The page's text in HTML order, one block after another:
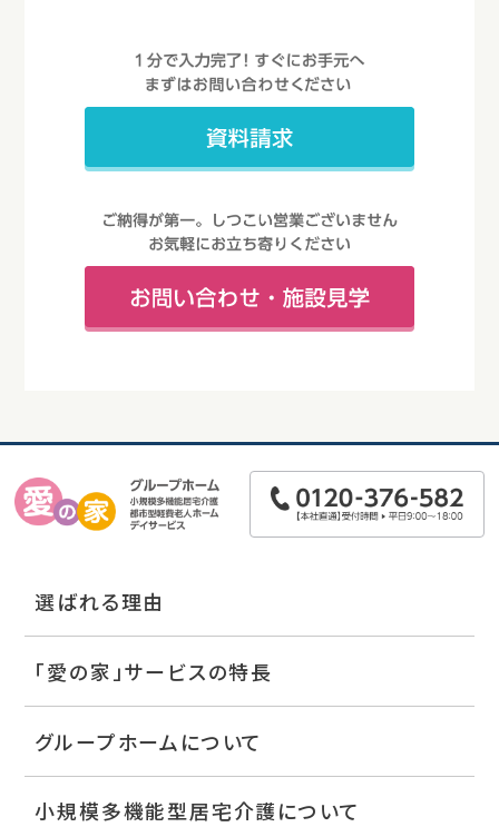
選ばれる理由
「愛の家」サービスの特長
グループホームについて
小規模多機能型居宅介護について